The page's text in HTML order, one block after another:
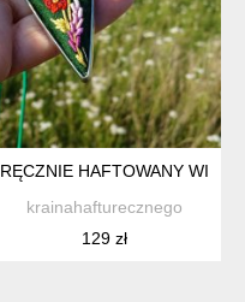
RĘCZNIE HAFTOWANY
krainahafturecznego
129 zł